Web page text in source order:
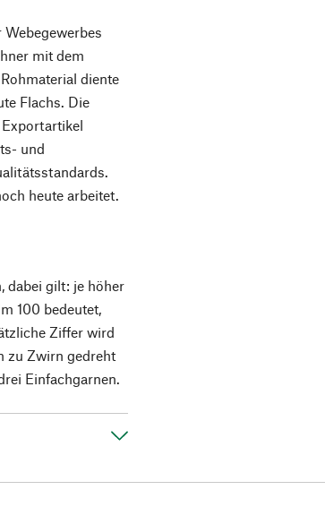
mit dem
diente
Flachs. Die
und
heute arbeitet.
dabei gilt: je höher
100 bedeutet,
Ziffer wird
zu Zwirn gedreht
Einfachgarnen.